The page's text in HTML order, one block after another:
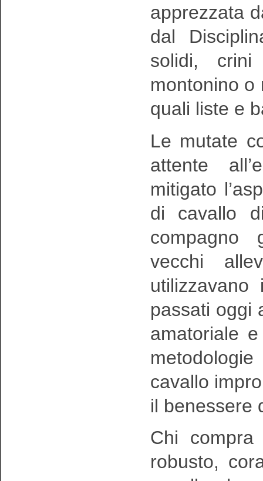
apprezzata
dal
solidi,
montonino o
quali liste e
Le mutate
attente
mitigato
di cavallo
compagno
vecchi
passati oggi
amatoriale
cavallo
il benessere
Chi
robusto,